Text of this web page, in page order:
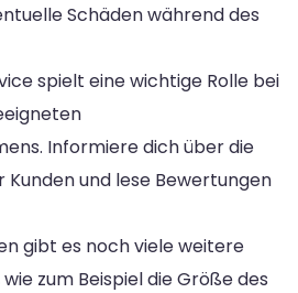
Schäden während des
spielt eine wichtige Rolle bei
Informiere dich über die
und lese Bewertungen
gibt es noch viele weitere
zum Beispiel die Größe des